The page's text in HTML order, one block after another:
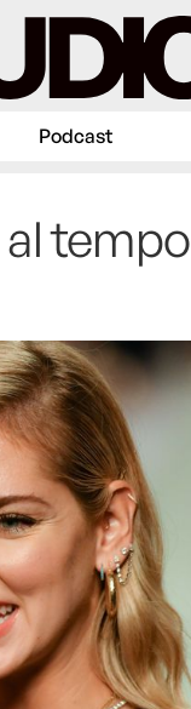
Podcast
al tempo